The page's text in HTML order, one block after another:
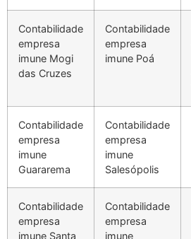
Contabilidade
empresa
imune Mogi
das Cruzes
Contabilidade
empresa
imune Poá
Contabilidade
empresa
imune
Guararema
Contabilidade
empresa
imune
Salesópolis
Contabilidade
empresa
imune Santa
Contabilidade
empresa
imune